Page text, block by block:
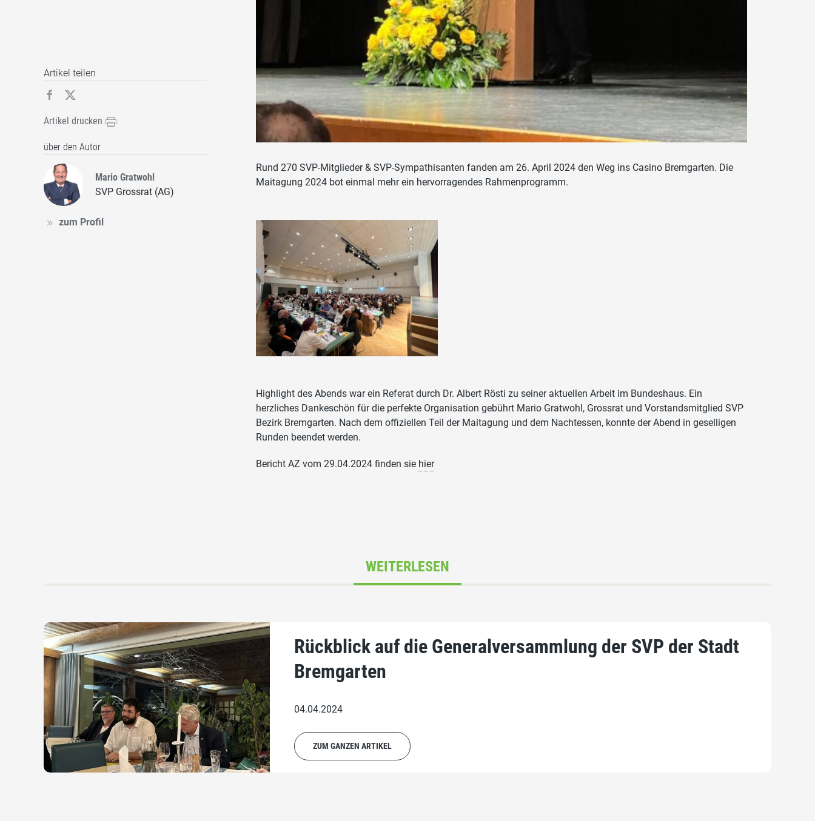
Rund 270 SVP-Mitglieder & SVP-Sympathisanten fanden am 26. April 2024 den Weg ins Casino Bremgarten. Die
Maitagung 2024 bot einmal mehr ein hervorragendes Rahmenprogramm.
Highlight des Abends war ein Referat durch Dr. Albert Rösti zu seiner aktuellen Arbeit im Bundeshaus. Ein
herzliches Dankeschön für die perfekte Organisation gebührt Mario Gratwohl, Grossrat und Vorstandsmitglied SVP
Bezirk Bremgarten. Nach dem offiziellen Teil der Maitagung und dem Nachtessen, konnte der Abend in geselligen
Runden beendet werden.
Bericht AZ vom 29.04.2024 finden sie hier
Artikel teilen
Artikel drucken
über den Autor
Mario Gratwohl
SVP Grossrat (AG)
zum Profil
WEITERLESEN
Rückblick auf die Generalversammlung der SVP der Stadt
Bremgarten
04.04.2024
ZUM GANZEN ARTIKEL